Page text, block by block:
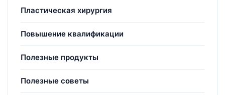
Пластическая хирургия
Повышение квалификации
Полезные продукты
Полезные советы